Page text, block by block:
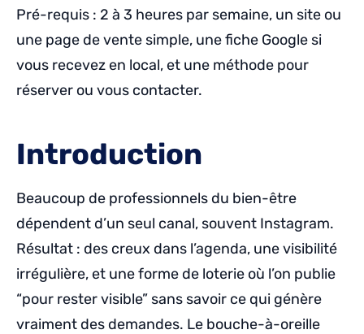
Pré-requis : 2 à 3 heures par semaine, un site ou
une page de vente simple, une fiche Google si
vous recevez en local, et une méthode pour
réserver ou vous contacter.
Introduction
Beaucoup de professionnels du bien-être
dépendent d’un seul canal, souvent Instagram.
Résultat : des creux dans l’agenda, une visibilité
irrégulière, et une forme de loterie où l’on publie
“pour rester visible” sans savoir ce qui génère
vraiment des demandes. Le bouche-à-oreille